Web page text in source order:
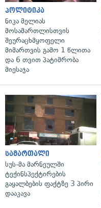
პოლიტიკა
ნიკა მელიას
მოსამართლისთვის
შეურაცხმყოფელი
მიმართვის გამო 1 წლითა
და 6 თვით პატიმრობა
მიესაჯა
სამართალი
სუს-მა მარნეულში
ტექინსპექტირების
გაყალბების ფაქტზე 3 პირი
დააკავა